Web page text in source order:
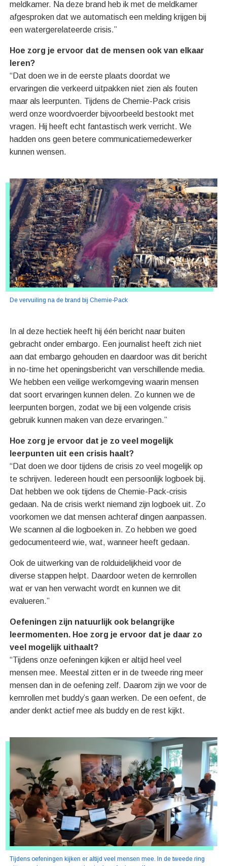
meldkamer. Na deze brand heb ik met de meldkamer
afgesproken dat we automatisch een melding krijgen bij
een watergerelateerde crisis.”
Hoe zorg je ervoor dat de mensen ook van elkaar
leren?
“Dat doen we in de eerste plaats doordat we
ervaringen die verkeerd uitpakken niet zien als fouten
maar als leerpunten. Tijdens de Chemie-Pack crisis
werd onze woordvoerder bijvoorbeeld bestookt met
vragen. Hij heeft echt fantastisch werk verricht. We
hadden ons geen betere communicatiemedewerker
kunnen wensen.
De vervuiling na de brand bij Chemie-Pack
In al deze hectiek heeft hij één bericht naar buiten
gebracht onder embargo. Een journalist heeft zich niet
aan dat embargo gehouden en daardoor was dit bericht
in no-time het openingsbericht van verschillende media.
We hebben een veilige werkomgeving waarin mensen
dat soort ervaringen kunnen delen. Zo kunnen we de
leerpunten borgen, zodat we bij een volgende crisis
gebruik kunnen maken van deze ervaringen.”
Hoe zorg je ervoor dat je zo veel mogelijk
leerpunten uit een crisis haalt?
“Dat doen we door tijdens de crisis zo veel mogelijk op
te schrijven. Iedereen houdt een persoonlijk logboek bij.
Dat hebben we ook tijdens de Chemie-Pack-crisis
gedaan. Na de crisis werkt niemand zijn logboek uit. Zo
voorkomen we dat mensen achteraf dingen aanpassen.
We scannen al die logboeken in. Zo hebben we goed
gedocumenteerd wie, wat, wanneer heeft gedaan.
Ook de uitwerking van de rolduidelijkheid voor de
diverse stappen helpt. Daardoor weten de kernrollen
wat er van hen verwacht wordt en kunnen we dit
evalueren.”
Oefeningen zijn natuurlijk ook belangrijke
leermomenten. Hoe zorg je ervoor dat je daar zo
veel mogelijk uithaalt?
“Tijdens onze oefeningen kijken er altijd heel veel
mensen mee. Meestal zitten er in de tweede ring meer
mensen dan in de oefening zelf. Daarom zijn we voor de
kernrollen met buddy’s gaan werken. De een oefent, de
ander denkt actief mee als buddy en de rest kijkt.
Tijdens oefeningen kijken er altijd veel mensen mee. In de tweede ring